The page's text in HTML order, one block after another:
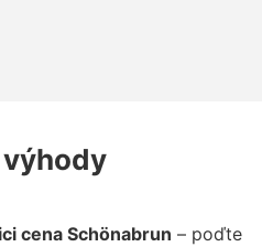
cena Schönabrun – poďte